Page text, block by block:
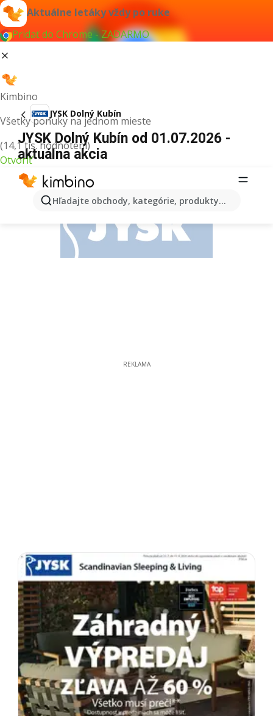
Aktuálne letáky vždy po ruke
Pridať do Chrome - ZADARMO
Kimbino
Všetky ponuky na jednom mieste
(14,1 tis. hodnotení)
Otvoriť
Hľadajte obchody, kategórie, produkty...
JYSK Dolný Kubín
JYSK Dolný Kubín od 01.07.2026 -
aktuálna akcia
REKLAMA